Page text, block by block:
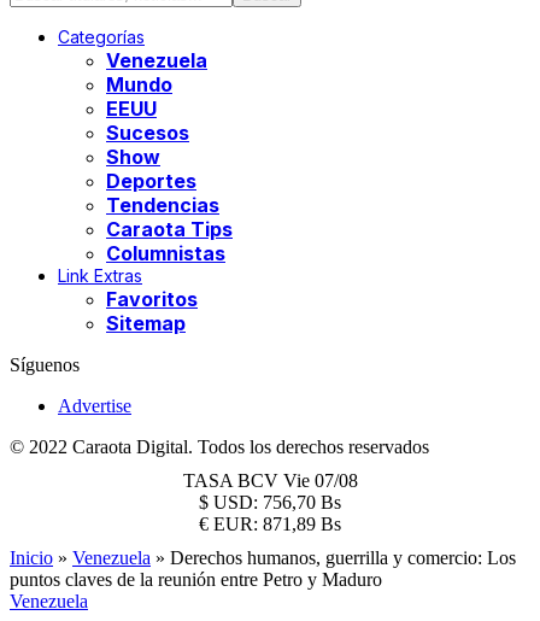
Categorías
Venezuela
Mundo
EEUU
Sucesos
Show
Deportes
Tendencias
Caraota Tips
Columnistas
Link Extras
Favoritos
Sitemap
Síguenos
Advertise
© 2022 Caraota Digital. Todos los derechos reservados
TASA BCV Vie 07/08
$ USD: 756,70 Bs
€ EUR: 871,89 Bs
Inicio » Venezuela » Derechos humanos, guerrilla y comercio: Los
puntos claves de la reunión entre Petro y Maduro
Venezuela